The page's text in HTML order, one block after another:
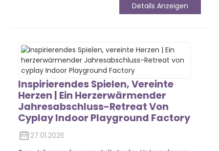
Details Anzeigen
Inspirierendes Spielen, Vereinte
Herzen | Ein Herzerwärmender
Jahresabschluss-Retreat Von
Cyplay Indoor Playground Factory
27.01.2026